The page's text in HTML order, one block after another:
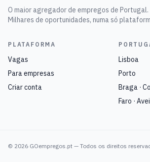
O maior agregador de empregos de Portugal.
Milhares de oportunidades, numa só
PLATAFORMA
Vagas
Para empresas
Criar conta
Lisboa
Porto
Braga ·
Faro ·
© 2026 GOempregos.pt — Todos os direitos